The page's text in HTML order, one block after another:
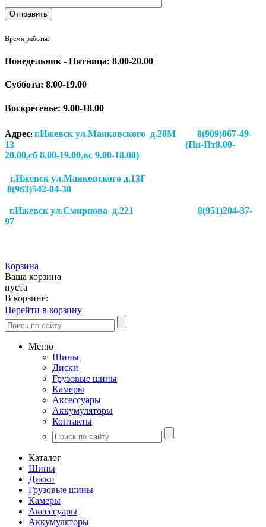
Время работы:
Понедельник - Пятница: 8.00-20.00
Суббота: 8.00-19.00
Воскресенье: 9.00-18.00
Адрес: г.Ижевск ул.Маяковского д.20М 8(909)067-49-
13 (Пн-Пт8.00-
20.00,сб 8.00-19.00,вс 9.00-18.00)
г.Ижевск ул.Маяковского д.13Г
8(963)542-04-30
г.Ижевск ул.Смирнова д.221
8(951)204-37-
97
Корзина
Ваша корзина
пуста
В корзине:
Перейти в корзину
Меню
Шины
Диски
Грузовые шины
Камеры
Аксессуары
Аккумуляторы
Контакты
Каталог
Шины
Диски
Грузовые шины
Камеры
Аксессуары
Аккумуляторы